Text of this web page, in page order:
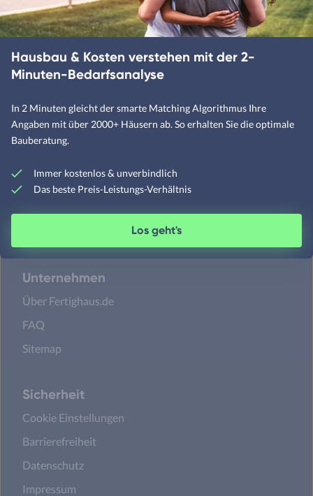
Moderne Häuser
Schwedenhäuser
Skandinavische Häuser
Satteldachhäuser
Flachdachhäuser
Pultdachhäuser
Unternehmen
Über Fertighaus.de
FAQ
Sitemap
Sicherheit
Cookie Einstellungen
Barrierefreiheit
Datenschutz
Impressum
Hausbau & Kosten verstehen mit der 2-
Minuten-Bedarfsanalyse
In 2 Minuten gleicht der smarte Matching Algorithmus Ihre
Angaben mit über 2000+ Häusern ab. So erhalten Sie die optimale
Bauberatung.
Immer kostenlos & unverbindlich
Das beste Preis-Leistungs-Verhältnis
Los geht's